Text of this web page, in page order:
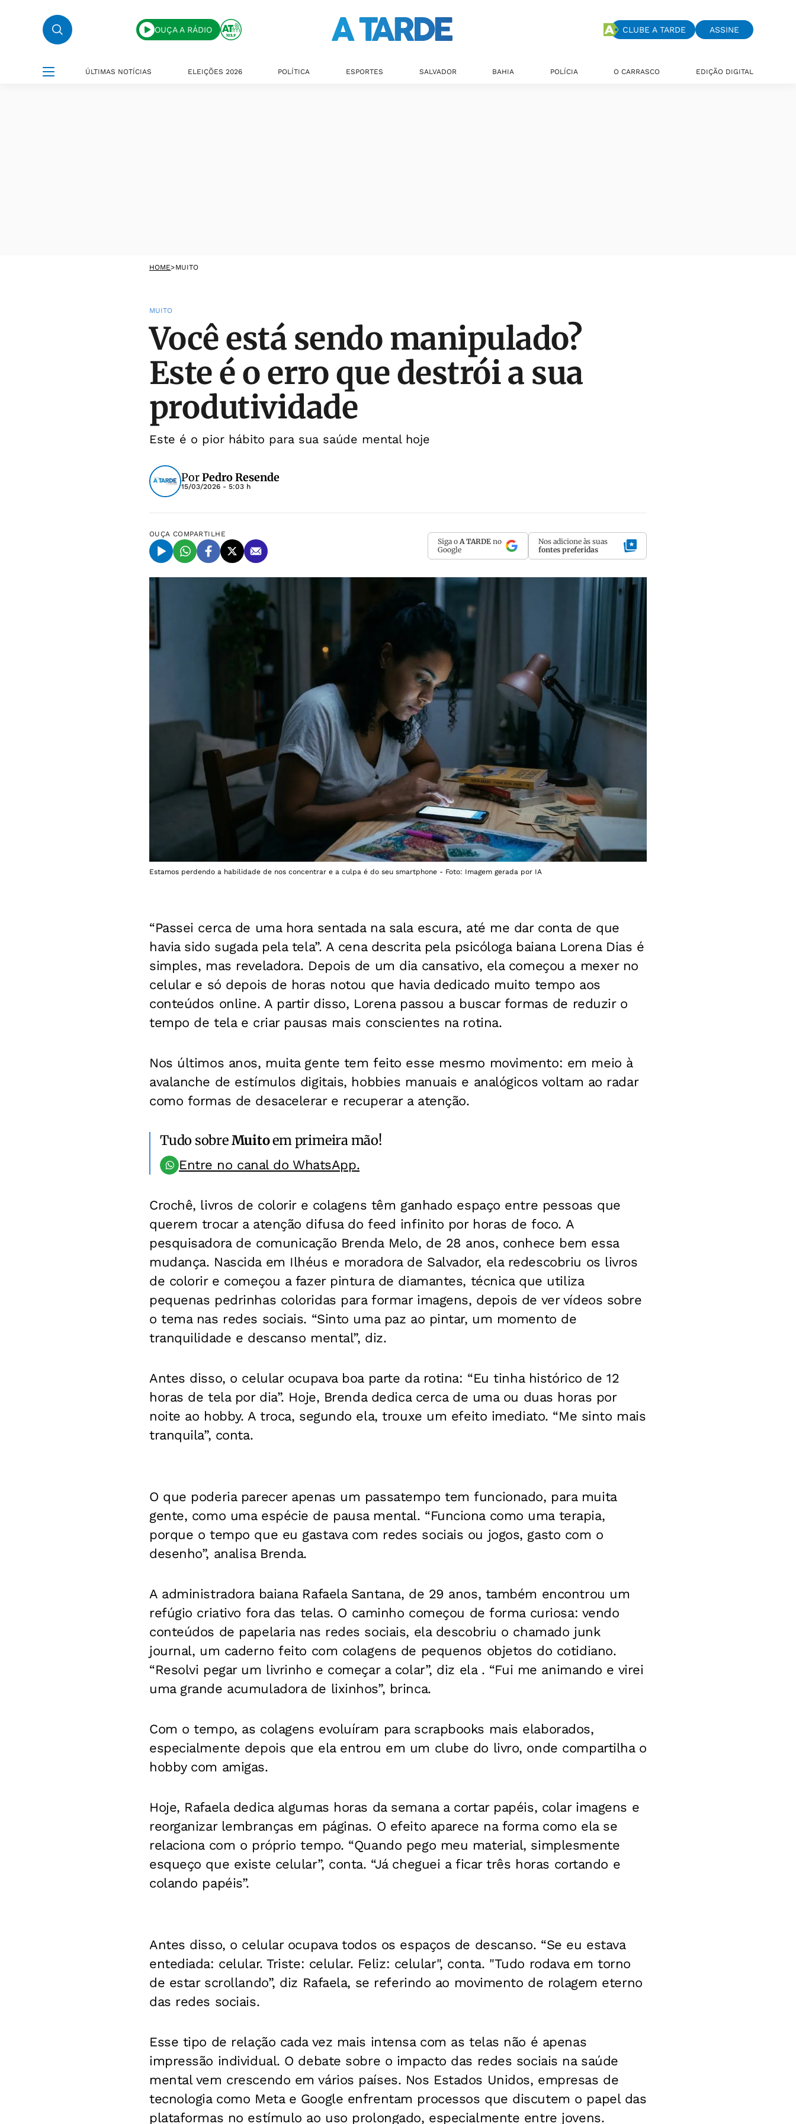
OUÇA A RÁDIO CLUBE A TARDE ASSINE
ÚLTIMAS NOTÍCIAS ELEIÇÕES 2026 POLÍTICA ESPORTES SALVADOR BAHIA POLÍCIA O CARRASCO EDIÇÃO DIGITAL
HOME>MUITO
MUITO
Você está sendo manipulado?
Este é o erro que destrói a sua
produtividade
Este é o pior hábito para sua saúde mental hoje
PorPedro Resende
15/03/2026 - 5:03 h
OUÇA COMPARTILHE
Siga o A TARDE no
Google
Nos adicione às suas
fontes preferidas
Estamos perdendo a habilidade de nos concentrar e a culpa é do seu smartphone - Foto: Imagem gerada por IA
“Passei cerca de uma hora sentada na sala escura, até me dar conta de que
havia sido sugada pela tela”. A cena descrita pela psicóloga baiana Lorena Dias é
simples, mas reveladora. Depois de um dia cansativo, ela começou a mexer no
celular e só depois de horas notou que havia dedicado muito tempo aos
conteúdos online. A partir disso, Lorena passou a buscar formas de reduzir o
tempo de tela e criar pausas mais conscientes na rotina.
Nos últimos anos, muita gente tem feito esse mesmo movimento: em meio à
avalanche de estímulos digitais, hobbies manuais e analógicos voltam ao radar
como formas de desacelerar e recuperar a atenção.
Tudo sobreMuitoem primeira mão!
Entre no canal do WhatsApp.
Crochê, livros de colorir e colagens têm ganhado espaço entre pessoas que
querem trocar a atenção difusa do feed infinito por horas de foco. A
pesquisadora de comunicação Brenda Melo, de 28 anos, conhece bem essa
mudança. Nascida em Ilhéus e moradora de Salvador, ela redescobriu os livros
de colorir e começou a fazer pintura de diamantes, técnica que utiliza
pequenas pedrinhas coloridas para formar imagens, depois de ver vídeos sobre
o tema nas redes sociais. “Sinto uma paz ao pintar, um momento de
tranquilidade e descanso mental”, diz.
Antes disso, o celular ocupava boa parte da rotina: “Eu tinha histórico de 12
horas de tela por dia”. Hoje, Brenda dedica cerca de uma ou duas horas por
noite ao hobby. A troca, segundo ela, trouxe um efeito imediato. “Me sinto mais
tranquila”, conta.
O que poderia parecer apenas um passatempo tem funcionado, para muita
gente, como uma espécie de pausa mental. “Funciona como uma terapia,
porque o tempo que eu gastava com redes sociais ou jogos, gasto com o
desenho”, analisa Brenda.
A administradora baiana Rafaela Santana, de 29 anos, também encontrou um
refúgio criativo fora das telas. O caminho começou de forma curiosa: vendo
conteúdos de papelaria nas redes sociais, ela descobriu o chamado junk
journal, um caderno feito com colagens de pequenos objetos do cotidiano.
“Resolvi pegar um livrinho e começar a colar”, diz ela . “Fui me animando e virei
uma grande acumuladora de lixinhos”, brinca.
Com o tempo, as colagens evoluíram para scrapbooks mais elaborados,
especialmente depois que ela entrou em um clube do livro, onde compartilha o
hobby com amigas.
Hoje, Rafaela dedica algumas horas da semana a cortar papéis, colar imagens e
reorganizar lembranças em páginas. O efeito aparece na forma como ela se
relaciona com o próprio tempo. “Quando pego meu material, simplesmente
esqueço que existe celular”, conta. “Já cheguei a ficar três horas cortando e
colando papéis”.
Antes disso, o celular ocupava todos os espaços de descanso. “Se eu estava
entediada: celular. Triste: celular. Feliz: celular", conta. "Tudo rodava em torno
de estar scrollando”, diz Rafaela, se referindo ao movimento de rolagem eterno
das redes sociais.
Esse tipo de relação cada vez mais intensa com as telas não é apenas
impressão individual. O debate sobre o impacto das redes sociais na saúde
mental vem crescendo em vários países. Nos Estados Unidos, empresas de
tecnologia como Meta e Google enfrentam processos que discutem o papel das
plataformas no estímulo ao uso prolongado, especialmente entre jovens.